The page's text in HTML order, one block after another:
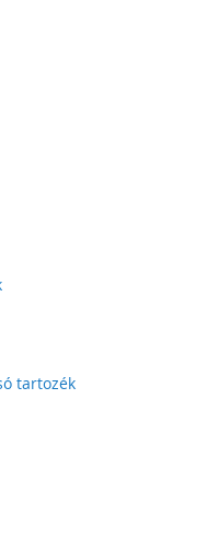
tartozék